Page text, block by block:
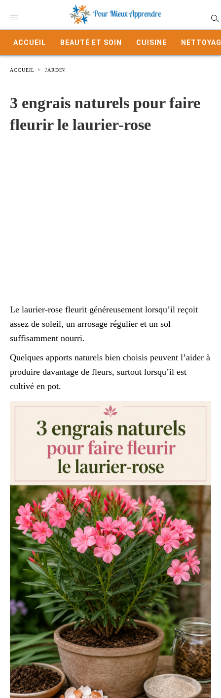
ACCUEIL BEAUTÉ ET SOIN CUISINE
ACCUEIL JARDIN
3 engrais naturels pour faire
fleurir le laurier-rose
Le laurier-rose fleurit généreusement lorsqu’il reçoit
assez de soleil, un arrosage régulier et un sol
suffisamment nourri.
Quelques apports naturels bien choisis peuvent l’aider à
produire davantage de fleurs, surtout lorsqu’il est
cultivé en pot.